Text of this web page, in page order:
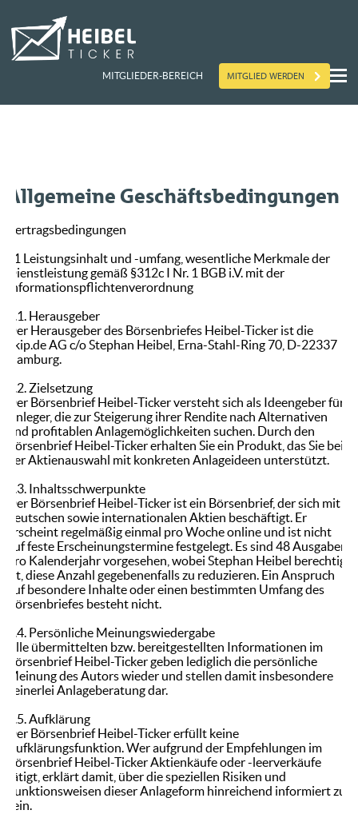
MITGLIEDER-BEREICH MITGLIED WERDEN
Allgemeine Geschäftsbedingungen
Vertragsbedingungen
§1 Leistungsinhalt und -umfang, wesentliche Merkmale der
Dienstleistung gemäß §312c I Nr. 1 BGB i.V. mit der
Informationspflichtenverordnung
1.1. Herausgeber
Der Herausgeber des Börsenbriefes Heibel-Ticker ist die
ekip.de AG c/o Stephan Heibel, Erna-Stahl-Ring 70, D-22337
Hamburg.
1.2. Zielsetzung
Der Börsenbrief Heibel-Ticker versteht sich als Ideengeber für
Anleger, die zur Steigerung ihrer Rendite nach Alternativen
und profitablen Anlagemöglichkeiten suchen. Durch den
Börsenbrief Heibel-Ticker erhalten Sie ein Produkt, das Sie bei
der Aktienauswahl mit konkreten Anlageideen unterstützt.
1.3. Inhaltsschwerpunkte
Der Börsenbrief Heibel-Ticker ist ein Börsenbrief, der sich mit
deutschen sowie internationalen Aktien beschäftigt. Er
erscheint regelmäßig einmal pro Woche online und ist nicht
auf feste Erscheinungstermine festgelegt. Es sind 48 Ausgaben
pro Kalenderjahr vorgesehen, wobei Stephan Heibel berechtigt
ist, diese Anzahl gegebenenfalls zu reduzieren. Ein Anspruch
auf besondere Inhalte oder einen bestimmten Umfang des
Börsenbriefes besteht nicht.
1.4. Persönliche Meinungswiedergabe
Alle übermittelten bzw. bereitgestellten Informationen im
Börsenbrief Heibel-Ticker geben lediglich die persönliche
Meinung des Autors wieder und stellen damit insbesondere
keinerlei Anlageberatung dar.
1.5. Aufklärung
Der Börsenbrief Heibel-Ticker erfüllt keine
Aufklärungsfunktion. Wer aufgrund der Empfehlungen im
Börsenbrief Heibel-Ticker Aktienkäufe oder -leerverkäufe
tätigt, erklärt damit, über die speziellen Risiken und
Funktionsweisen dieser Anlageform hinreichend informiert zu
sein.